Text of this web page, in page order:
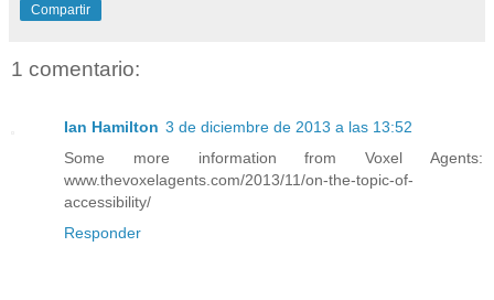
Compartir
1 comentario:
Ian Hamilton 3 de diciembre de 2013 a las 13:52
Some more information from Voxel Agents:
www.thevoxelagents.com/2013/11/on-the-topic-of-
accessibility/
Responder